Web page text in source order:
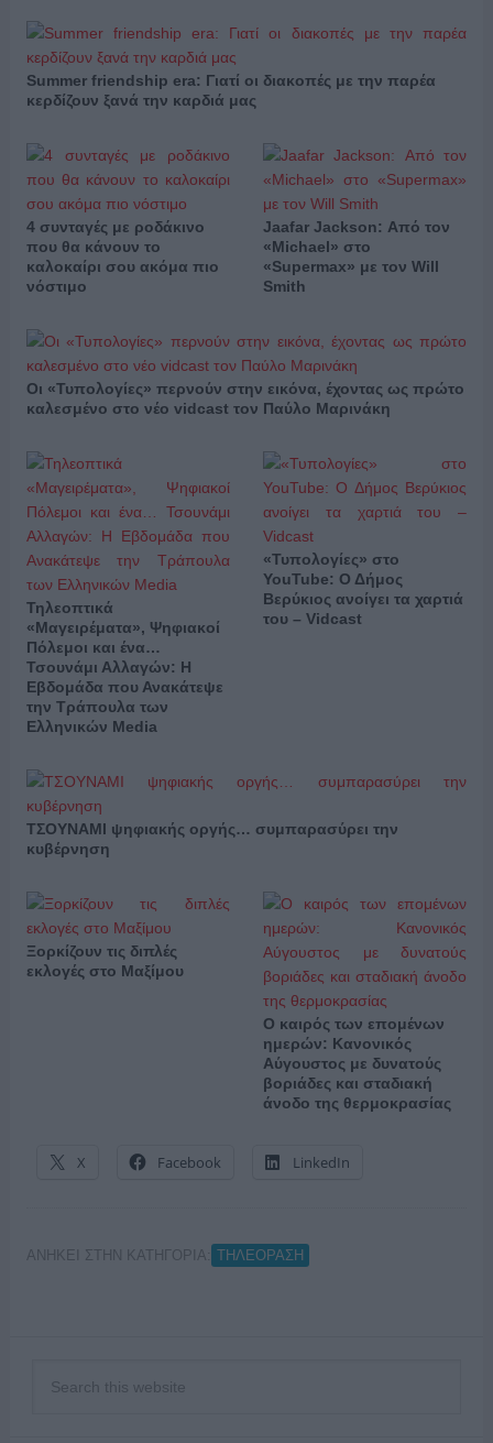
Summer friendship era: Γιατί οι διακοπές με την παρέα
κερδίζουν ξανά την καρδιά μας
4 συνταγές με ροδάκινο
που θα κάνουν το
καλοκαίρι σου ακόμα πιο
νόστιμο
Jaafar Jackson: Από τον
«Michael» στο
«Supermax» με τον Will
Smith
Οι «Τυπολογίες» περνούν στην εικόνα, έχοντας ως πρώτο
καλεσμένο στο νέο vidcast τον Παύλο Μαρινάκη
Τηλεοπτικά
«Μαγειρέματα», Ψηφιακοί
Πόλεμοι και ένα…
Τσουνάμι Αλλαγών: Η
Εβδομάδα που Ανακάτεψε
την Τράπουλα των
Ελληνικών Media
«Τυπολογίες» στο
YouTube: Ο Δήμος
Βερύκιος ανοίγει τα χαρτιά
του – Vidcast
ΤΣΟΥΝΑΜΙ ψηφιακής οργής… συμπαρασύρει την
κυβέρνηση
Ξορκίζουν τις διπλές
εκλογές στο Μαξίμου
Ο καιρός των επομένων
ημερών: Κανονικός
Αύγουστος με δυνατούς
βοριάδες και σταδιακή
άνοδο της θερμοκρασίας
X Facebook LinkedIn
ΑΝΗΚΕΙ ΣΤΗΝ ΚΑΤΗΓΟΡΙΑ: ΤΗΛΕΟΡΑΣΗ